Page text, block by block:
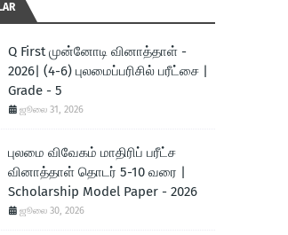
Q First முன்னோடி வினாத்தாள் -
2026| (4-6) புலமைப்பரிசில் பரீட்சை |
Grade - 5
ஜூலை 31, 2026
புலமை விவேகம் மாதிரிப் பரீட்ச
வினாத்தாள் தொடர் 5-10 வரை |
Scholarship Model Paper - 2026
ஜூலை 30, 2026